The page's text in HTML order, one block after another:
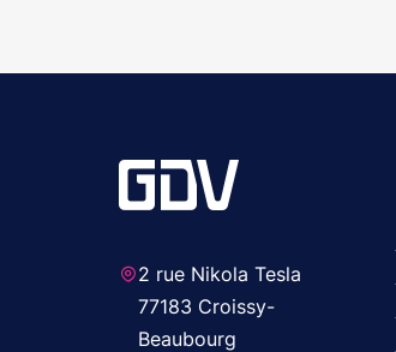
2 rue Nikola Tesla
77183 Croissy-
Beaubourg